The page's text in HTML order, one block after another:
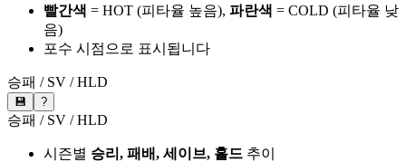
빨간색 = HOT (피타율 높음), 파란색 = COLD (피타율 낮
음)
포수 시점으로 표시됩니다
승패 / SV / HLD
💾 ?
승패 / SV / HLD
시즌별 승리, 패배, 세이브, 홀드 추이